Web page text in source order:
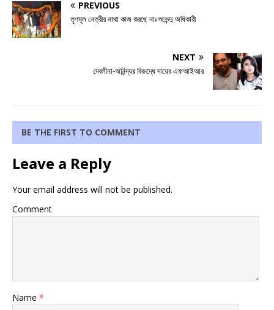
PREVIOUS
তৃণমূল নেত্রীর মাথা কাজ করছে নাঃ শুভেন্দু অধিকারী
NEXT
দেবলীনা-অনিন্দ্যর বিরুদ্ধে দায়ের এফআইআর
BE THE FIRST TO COMMENT
Leave a Reply
Your email address will not be published.
Comment
Name *